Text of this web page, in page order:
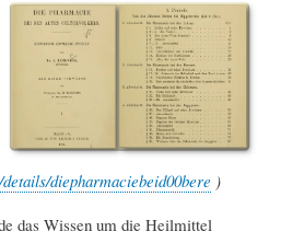
diepharmaciebeid00bere )
das Wissen um die Heilmittel